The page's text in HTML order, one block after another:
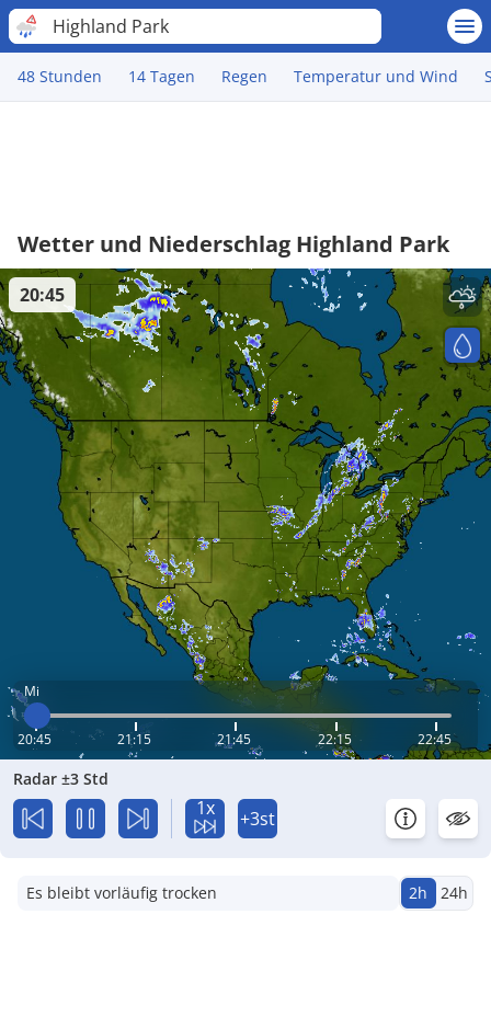
Highland Park
48 Stunden 14 Tagen Regen Temperatur und Wind
Wetter und Niederschlag Highland Park
Mi
20:45 21:15 21:45 22:15 22:45
20:45
Radar ±3 Std
1x +3st
Es bleibt vorläufig trocken 2h 24h